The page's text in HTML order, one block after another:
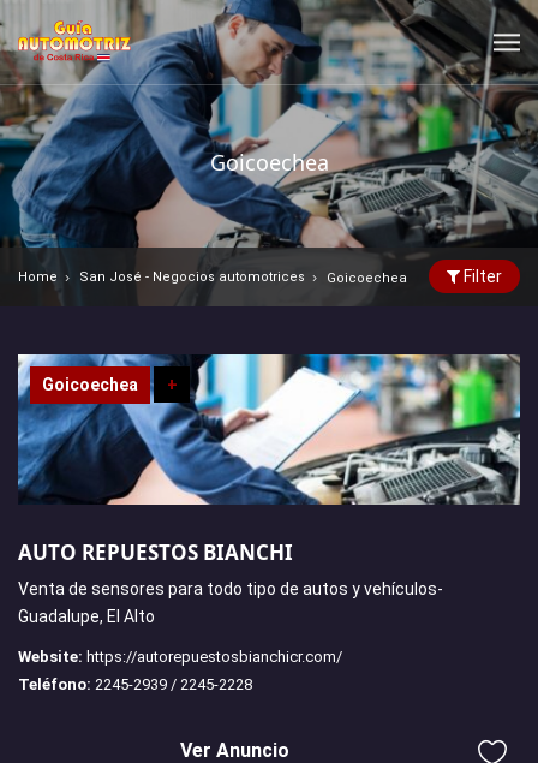
Goicoechea
Home San José - Negocios automotrices Goicoechea Filter
Goicoechea +
AUTO REPUESTOS BIANCHI
Venta de sensores para todo tipo de autos y vehículos-
Guadalupe, El Alto
Website: https://autorepuestosbianchicr.com/
Teléfono: 2245-2939 / 2245-2228
Ver Anuncio